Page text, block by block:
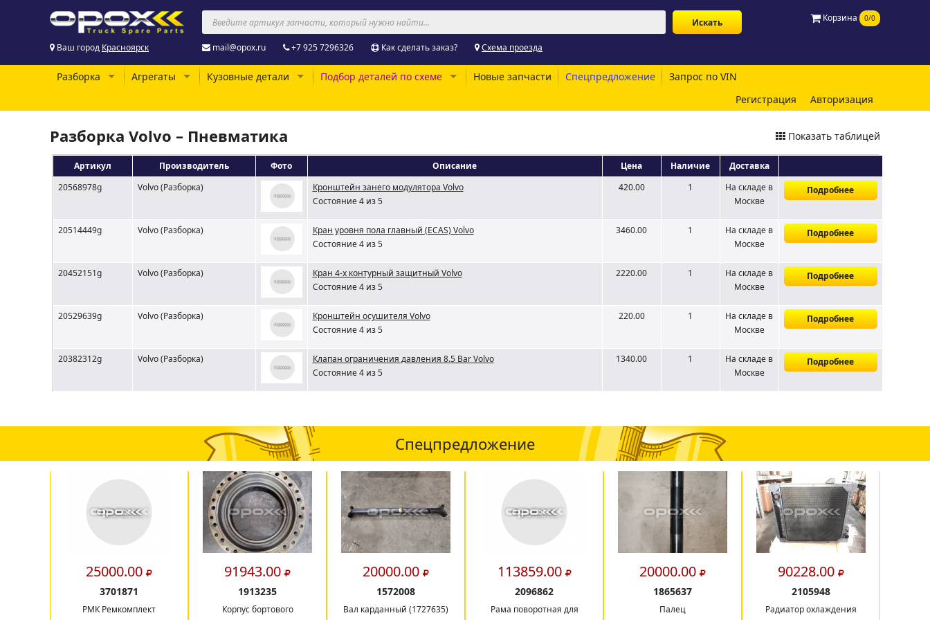
Корзина 0/0
Ваш город Красноярск mail@opox.ru +7 925 7296326 Как сделать заказ? Схема проезда
Разборка Агрегаты Кузовные детали Подбор деталей по схеме Новые запчасти Спецпредложение
Запрос по VIN
Регистрация
Авторизация
Разборка Volvo – Пневматика Показать таблицей
Артикул Производитель Фото Описание Цена Наличие
Доставка
20568978g
Volvo (Разборка)
Кронштейн занего модулятора Volvo
Состояние 4 из 5
420.00 1 На складе в
Москве
Подробнее
20514449g Volvo (Разборка)
Кран уровня пола главный (ECAS) Volvo
Состояние 4 из 5
3460.00 1 На складе в
Москве
Подробнее
20452151g Volvo (Разборка)
Кран 4-х контурный защитный Volvo
Состояние 4 из 5
2220.00 1 На складе в
Москве
Подробнее
20529639g Volvo (Разборка)
Кронштейн осушителя Volvo
Состояние 4 из 5
220.00 1 На складе в
Москве
Подробнее
20382312g Volvo (Разборка)
Клапан ограничения давления 8.5 Bar Volvo
Состояние 4 из 5
1340.00 1 На складе в
Москве
Подробнее
Спецпредложение
25000.00
3701871
РМК Ремкомплект
91943.00
1913235
Корпус бортового
20000.00
1572008
Вал карданный (1727635)
113859.00
2096862
Рама поворотная для
20000.00
1865637
Палец
90228.00
2105948
Радиатор охлаждения